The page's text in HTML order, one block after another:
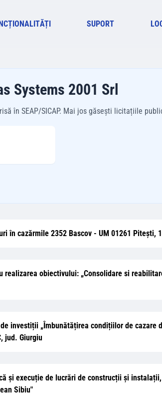
SUPORT
Systems 2001 Srl
în SEAP/SICAP. Mai jos găsești licitațiile
în cazărmile 2352 Bascov - UM 01261
obiectivului: „Consolidare si
investiții „Îmbunătățirea condițiilor de
jud. Giurgiu
și execuție de lucrări de construcții și
Sibiu"